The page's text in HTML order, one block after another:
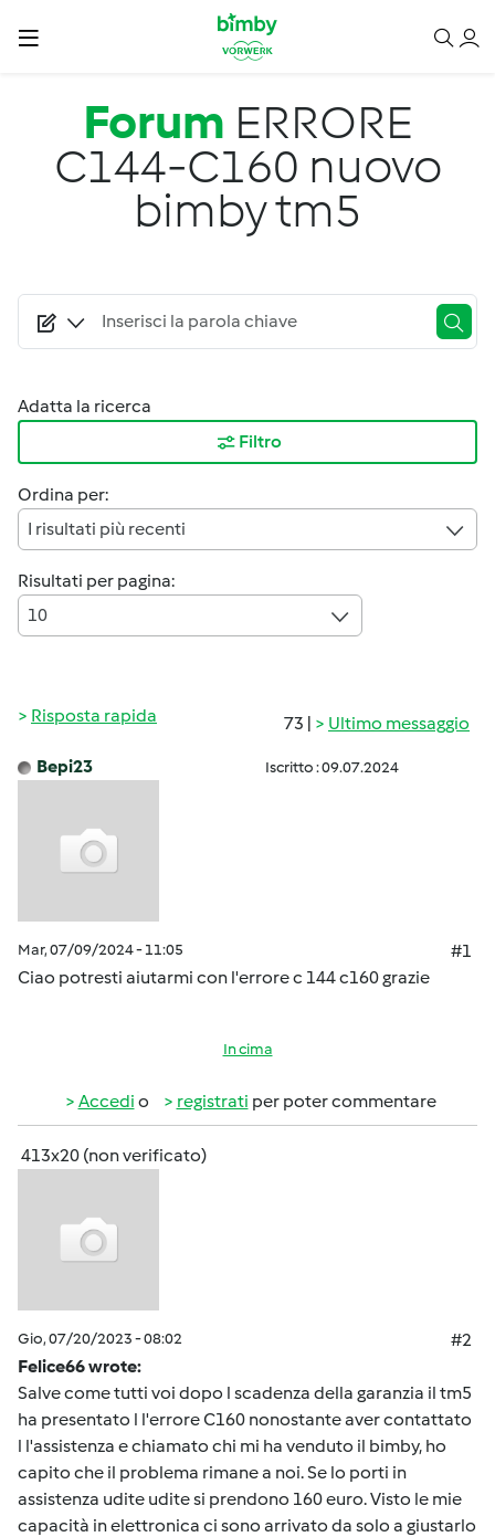
Salta al contenuto principale
Forum ERRORE
C144-C160 nuovo
bimby tm5
Adatta la ricerca
Filtro
Ordina per:
I risultati più recenti
Risultati per pagina:
10
73 | Ultimo messaggio
Risposta rapida
Bepi23 Iscritto : 09.07.2024
Mar, 07/09/2024 - 11:05
#1
Ciao potresti aiutarmi con l'errore c 144 c160 grazie
In cima
Accedi o registrati per poter commentare
413x20 (non verificato)
Gio, 07/20/2023 - 08:02
#2
Felice66 wrote:
Salve come tutti voi dopo l scadenza della garanzia il tm5
ha presentato l l'errore C160 nonostante aver contattato
l l'assistenza e chiamato chi mi ha venduto il bimby, ho
capito che il problema rimane a noi. Se lo porti in
assistenza udite udite si prendono 160 euro. Visto le mie
capacità in elettronica ci sono arrivato da solo a giustarlo